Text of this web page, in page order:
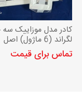
کادر مدل موزاییک سه
لگراند (6 ماژول) اصل
تماس برای قیمت